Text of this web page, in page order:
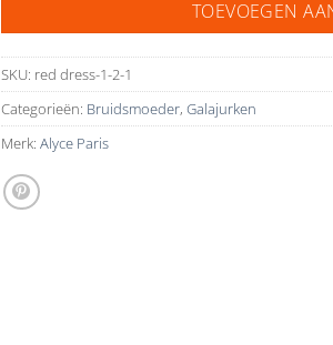
TOEVOEGEN
SKU: red dress-1-2-1
Categorieën: Bruidsmoeder, Galajurken
Merk: Alyce Paris